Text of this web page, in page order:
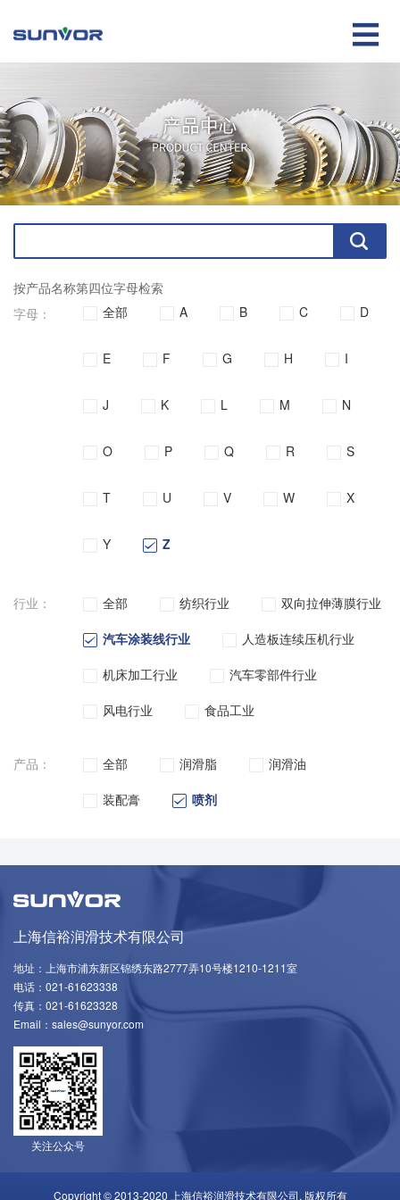

按产品名称第四位字母检索
字母：
全部 A B C D
E F G H I
J K L M N
O P Q R S
T U V W X
Y Z
行业： 全部 纺织行业
双向拉伸薄膜行业
汽车涂装线行业
人造板连续压机行业
机床加工行业
汽车零部件行业
风电行业
食品工业
产品： 全部 润滑脂
润滑油
装配膏
喷剂
上海信裕润滑技术有限公司
地址：上海市浦东新区锦绣东路2777弄10号楼1210-1211室
电话：021-61623338
传真：021-61623328
Email：sales@sunyor.com
关注公众号
Copyright © 2013-2020 上海信裕润滑技术有限公司. 版权所有